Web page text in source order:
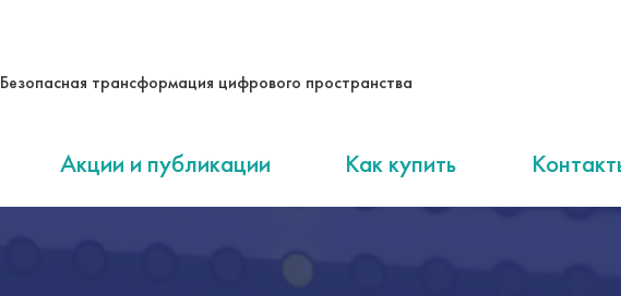
Безопасная трансформация цифрового пространства
Акции и публикации Как купить